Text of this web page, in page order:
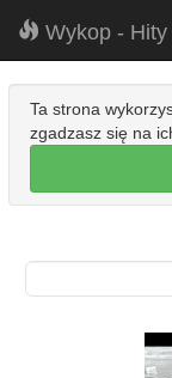
Wykop - Hity
Ta strona
zgadzasz się na